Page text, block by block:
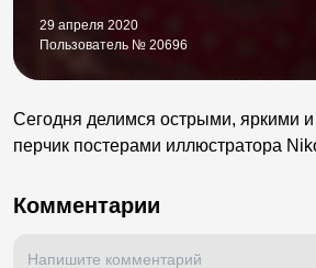
29 апреля 2020
Пользователь № 20696
Сегодня делимся острыми, яркими
перчик постерами иллюстратора
Комментарии